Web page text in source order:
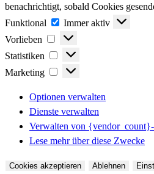
benachrichtigt, sobald Cookies
Funktional
Funktional
Immer aktiv
Vorlieben
Vorlieben
Statistiken
Statistiken
Marketing
Marketing
Optionen verwalten
Dienste verwalten
Verwalten von
Lese mehr über diese Zwecke
Cookies akzeptieren Ablehnen